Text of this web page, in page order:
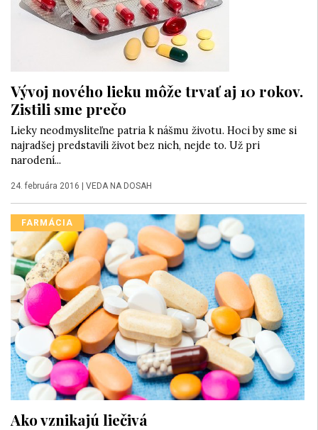
Vývoj nového lieku môže trvať aj 10 rokov.
Zistili sme prečo
Lieky neodmysliteľne patria k nášmu životu. Hoci by sme si
najradšej predstavili život bez nich, nejde to. Už pri
narodení...
24. februára 2016 | VEDA NA DOSAH
FARMÁCIA
Ako vznikajú liečivá